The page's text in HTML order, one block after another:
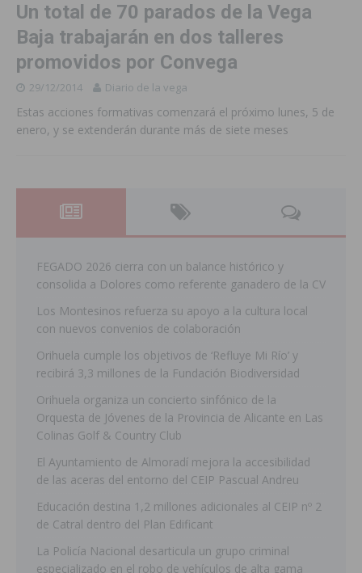
Un total de 70 parados de la Vega
Baja trabajarán en dos talleres
promovidos por Convega
29/12/2014 Diario de la vega
Estas acciones formativas comenzará el próximo lunes, 5 de
enero, y se extenderán durante más de siete meses
FEGADO 2026 cierra con un balance histórico y
consolida a Dolores como referente ganadero de la CV
Los Montesinos refuerza su apoyo a la cultura local
con nuevos convenios de colaboración
Orihuela cumple los objetivos de ‘Refluye Mi Río’ y
recibirá 3,3 millones de la Fundación Biodiversidad
Orihuela organiza un concierto sinfónico de la
Orquesta de Jóvenes de la Provincia de Alicante en Las
Colinas Golf & Country Club
El Ayuntamiento de Almoradí mejora la accesibilidad
de las aceras del entorno del CEIP Pascual Andreu
Educación destina 1,2 millones adicionales al CEIP nº 2
de Catral dentro del Plan Edificant
La Policía Nacional desarticula un grupo criminal
especializado en el robo de vehículos de alta gama